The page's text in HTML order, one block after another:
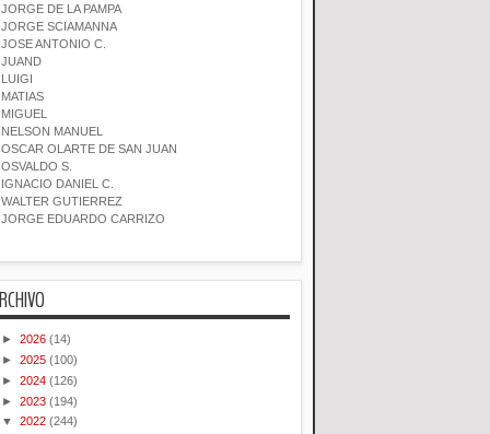
JORGE DE LA PAMPA
JORGE SCIAMANNA
JOSE ANTONIO C.
JUAND
LUIGI
MATIAS
MIGUEL
NELSON MANUEL
OSCAR OLARTE DE SAN JUAN
OSVALDO S.
IGNACIO DANIEL C.
WALTER GUTIERREZ
JORGE EDUARDO CARRIZO
► 2026 (14)
► 2025 (100)
► 2024 (126)
► 2023 (194)
▼ 2022 (244)